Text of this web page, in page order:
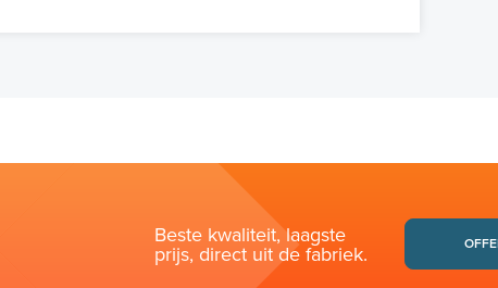
Beste kwaliteit, laagste
prijs, direct uit de fabriek.